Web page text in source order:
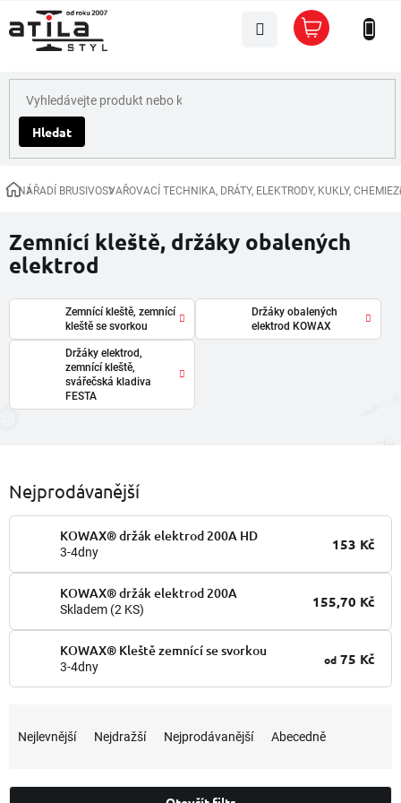
na
obsah
Hledat
Nákupní
košík
DomůNÁŘADÍ BRUSIVOSVAŘOVACÍ TECHNIKA, DRÁTY, ELEKTRODY, KUKLY, CHEMIE
Zemnící kleště, držáky obalených
elektrod
Zemnící kleště, zemnící
kleště se svorkou
Držáky obalených
elektrod KOWAX
Držáky elektrod,
zemnící kleště,
svářečská kladiva
FESTA
Nejprodávanější
KOWAX® držák elektrod 200A HD
3-4dny 153 Kč
KOWAX® držák elektrod 200A
Skladem (2 KS) 155,70 Kč
KOWAX® Kleště zemnící se svorkou
3-4dny
od 75 Kč
n
Nejlevnější Nejdražší Nejprodávanější Abecedně